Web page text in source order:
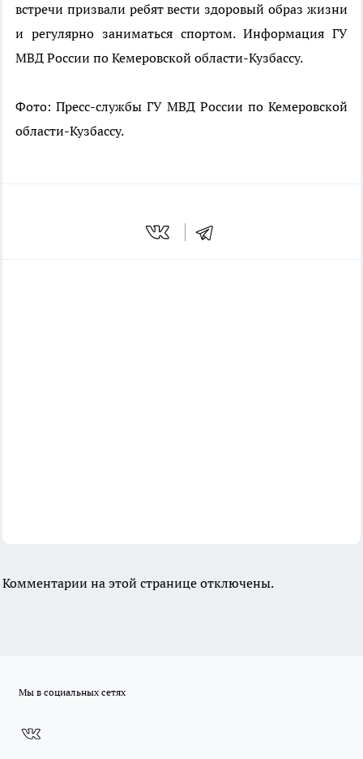
встречи призвали ребят вести здоровый образ жизни
и регулярно заниматься спортом. Информация ГУ
МВД России по Кемеровской области-Кузбассу.
Фото: Пресс-службы ГУ МВД России по Кемеровской
области-Кузбассу.
Комментарии на этой странице отключены.
Мы в социальных сетях